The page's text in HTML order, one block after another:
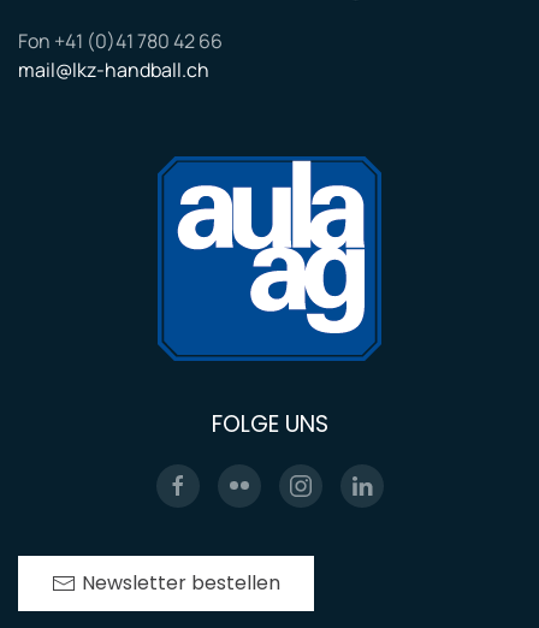
Fon +41 (0)41 780 42 66
mail@lkz-handball.ch
FOLGE UNS
Newsletter bestellen